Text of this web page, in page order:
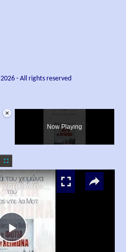
2026- All rights reserved
×
Fullscreen
Now Playing
Play
«Η φωτιά του χειμώνα», Άντερς ντε λα Μοτ